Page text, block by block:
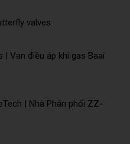
valves
| Van điều áp khí gas Baai
| Nhà Phân phối ZZ-